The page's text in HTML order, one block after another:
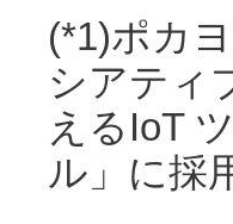
(*1)ポカ
シアティ
えるIoT
ル」に採